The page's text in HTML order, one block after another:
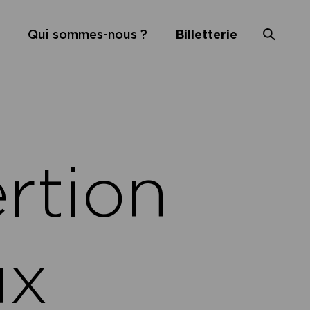
Qui sommes-nous ? Billetterie